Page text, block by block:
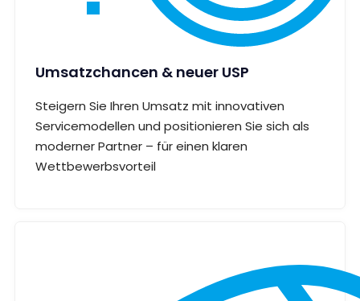
Umsatzchancen & neuer USP
Steigern Sie Ihren Umsatz mit innovativen
Servicemodellen und positionieren Sie sich als
moderner Partner – für einen klaren
Wettbewerbsvorteil